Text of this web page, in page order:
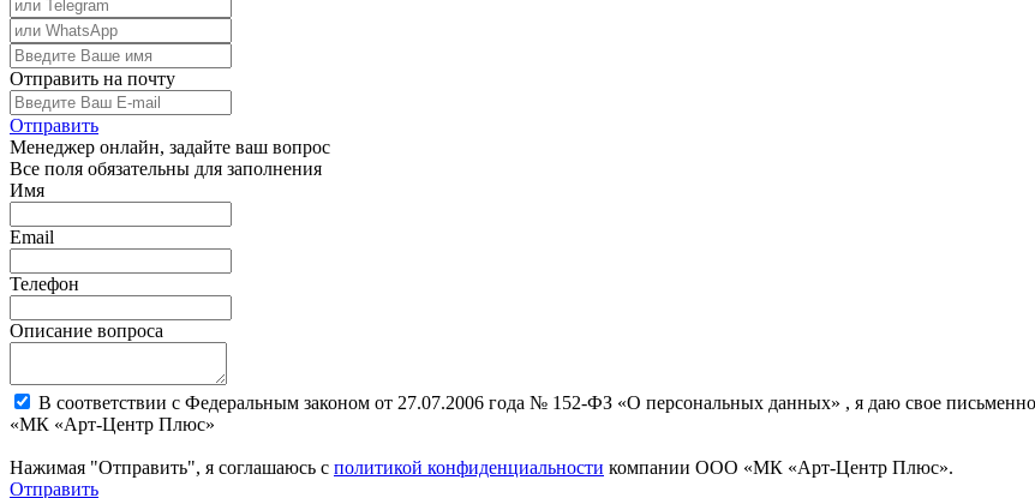
Отправить на почту
Отправить
Менеджер онлайн, задайте ваш вопрос
Все поля обязательны для заполнения
Имя
Email
Телефон
Описание вопроса
В соответствии с Федеральным законом от 27.07.2006 года № 152-ФЗ «О персональных данных» , я даю свое
«МК «Арт-Центр Плюс»
Нажимая "Отправить", я соглашаюсь с политикой конфиденциальности компании ООО «МК «Арт-Центр Плюс».
Отправить